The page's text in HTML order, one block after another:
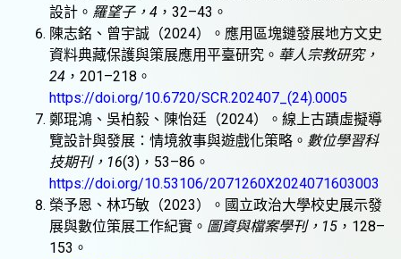
設計。 羅望子，4 ，32–43。
陳志銘、曾宇誠（2024）。應用區塊鏈發展地方文史
資料典藏保護與策展應用平臺研究。 華人宗教研究，
24 ，201–218。
https://doi.org/10.6720/SCR.202407_(24).0005
鄭琨鴻、吳柏毅、陳怡廷（2024）。線上古蹟虛擬導
覽設計與發展：情境敘事與遊戲化策略。 數位學習科
技期刊，16(3)，53–86。
https://doi.org/10.53106/2071260X2024071603003
榮予恩、林巧敏（2023）。國立政治大學校史展示發
展與數位策展工作紀實。 圖資與檔案學刊，15 ，128–
153。